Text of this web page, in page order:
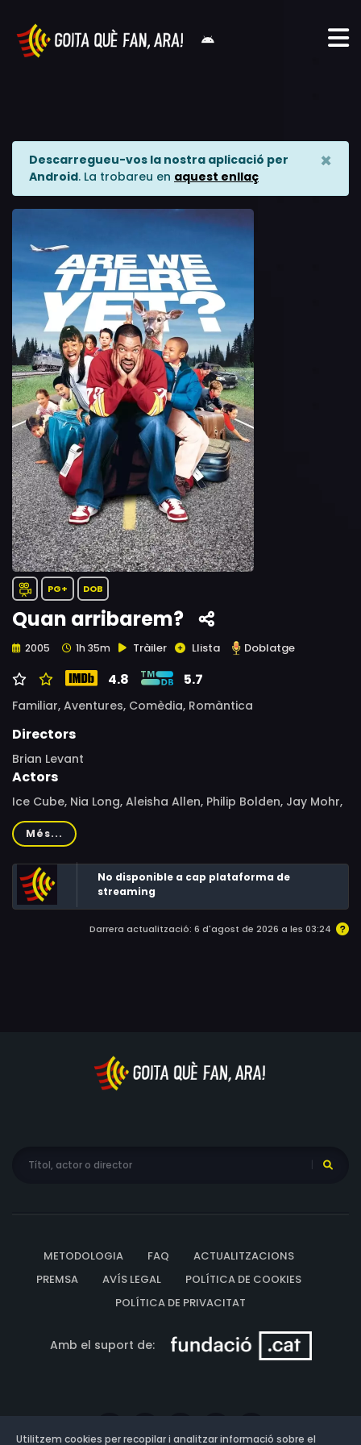
Descarregueu-vos la nostra aplicació per
Android. La trobareu en aquest enllaç
×
PG+ DOB
Quan arribarem?
2005 1h 35m Tràiler Llista Doblatge
4.8 5.7
Familiar, Aventures, Comèdia, Romàntica
Directors
Brian Levant
Actors
Ice Cube, Nia Long, Aleisha Allen, Philip Bolden, Jay Mohr,
M.C. Gainey, Henry Simmons, Ray Galletti, Viv Leacock,
Sean Millington, C. Ernst Harth, Tim Perez, David MacKay,
Frank C. Turner, Tracy Morgan, Jerry Hardin, Nichelle
Nichols, Shiraine Haas, Derek Lowe, Denalda Williams,
Casey Dubois, Daniel Cudmore, J.B. McEown, Kenyan
Més...
No disponible a cap plataforma de
streaming
Darrera actualització: 6 d'agost de 2026 a les 03:24
METODOLOGIA FAQ
ACTUALITZACIONS
PREMSA
AVÍS LEGAL
POLÍTICA DE COOKIES
POLÍTICA DE PRIVACITAT
Amb el suport de:
Utilitzem cookies per recopilar i analitzar informació sobre el